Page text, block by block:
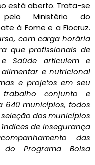
está aberto. Trata-se
Ministério do
à Fome e a Fiocruz.
com carga horária
que profissionais de
e Saúde articulem e
e nutricional
e projetos em seu
trabalho conjunto e
640 municípios, todos
dos municípios
de insegurança
das
do Programa Bolsa